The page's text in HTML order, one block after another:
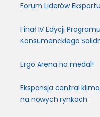
Forum Liderów Eksportu
Finał IV Edycji
Konsumenckiego
Ergo Arena na medal!
Ekspansja central
na nowych rynkach